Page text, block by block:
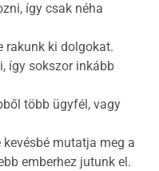
így csak néha
rakunk ki dolgokat.
így sokszor inkább
több ügyfél, vagy
mutatja meg a
emberhez jutunk el.